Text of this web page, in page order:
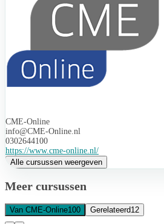
CME-Online
info@CME-Online.nl
0302644100
https://www.cme-online.nl/
Alle cursussen weergeven
Meer cursussen
Van CME-Online100 Gerelateerd12